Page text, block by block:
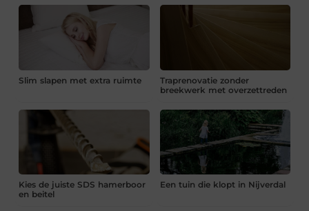
Slim slapen met extra ruimte
Traprenovatie zonder
breekwerk met overzettreden
Kies de juiste SDS hamerboor
en beitel
Een tuin die klopt in Nijverdal